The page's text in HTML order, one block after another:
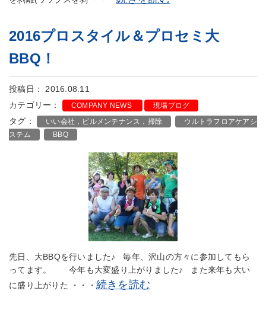
2016プロスタイル＆プロセミ大
BBQ！
投稿日： 2016.08.11
カテゴリー：
COMPANY NEWS 現場ブログ
タグ： いい会社，ビルメンテナンス，掃除
ウルトラフロアケアシ
ステム
BBQ
先日、大BBQを行いました♪ 毎年、沢山の方々に参加してもら
ってます。 今年も大変盛り上がりました♪ また来年も大い
に盛り上がりた ・・・ 続きを読む